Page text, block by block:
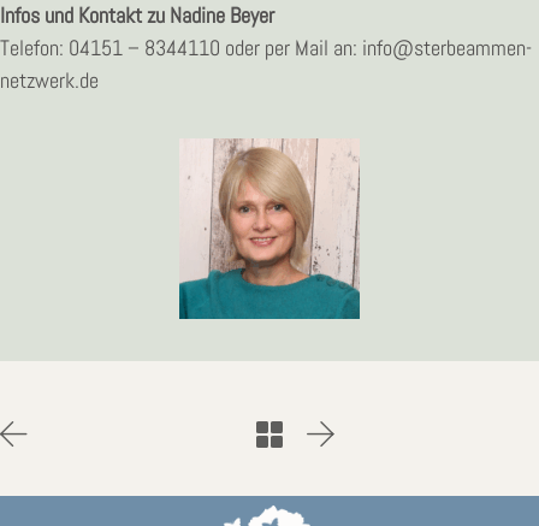
Infos und Kontakt zu Nadine Beyer
Telefon: 04151 – 8344110 oder per Mail an: info@sterbeammen-
netzwerk.de